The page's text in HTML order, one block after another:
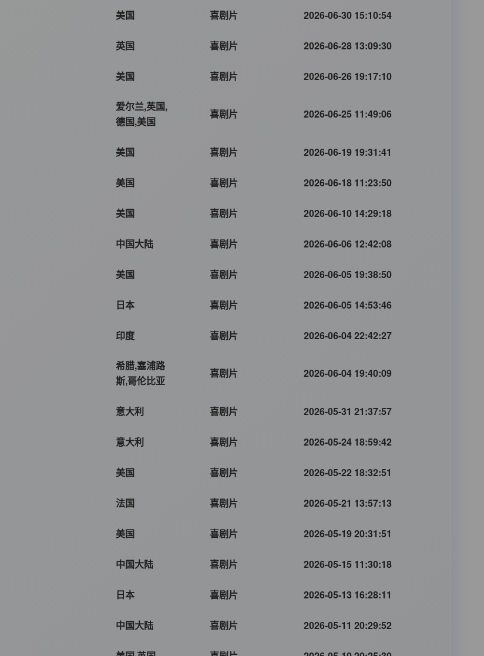
美国 喜剧片 2026-06-30 15:10:54
英国 喜剧片 2026-06-28 13:09:30
美国 喜剧片 2026-06-26 19:17:10
爱尔兰,英国,
德国,美国
喜剧片 2026-06-25 11:49:06
美国 喜剧片 2026-06-19 19:31:41
美国 喜剧片 2026-06-18 11:23:50
美国 喜剧片 2026-06-10 14:29:18
中国大陆 喜剧片 2026-06-06 12:42:08
美国 喜剧片 2026-06-05 19:38:50
日本 喜剧片 2026-06-05 14:53:46
印度 喜剧片 2026-06-04 22:42:27
希腊,塞浦路
斯,哥伦比亚
喜剧片 2026-06-04 19:40:09
意大利 喜剧片 2026-05-31 21:37:57
意大利 喜剧片 2026-05-24 18:59:42
美国 喜剧片 2026-05-22 18:32:51
法国 喜剧片 2026-05-21 13:57:13
美国 喜剧片 2026-05-19 20:31:51
中国大陆 喜剧片 2026-05-15 11:30:18
日本 喜剧片 2026-05-13 16:28:11
中国大陆 喜剧片 2026-05-11 20:29:52